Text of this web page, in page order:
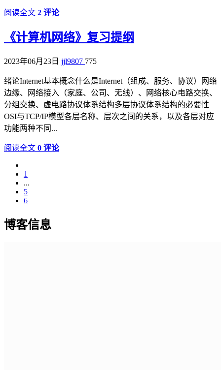
阅读全文 2 评论
《计算机网络》复习提纲
2023年06月23日 jjl9807 775
绪论Internet基本概念什么是Internet（组成、服务、协议）网络
边缘、网络接入（家庭、公司、无线）、网络核心电路交换、
分组交换、虚电路协议体系结构多层协议体系结构的必要性
OSI与TCP/IP模型各层名称、层次之间的关系，以及各层对应
功能两种不同...
阅读全文 0 评论
1
...
5
6
博客信息